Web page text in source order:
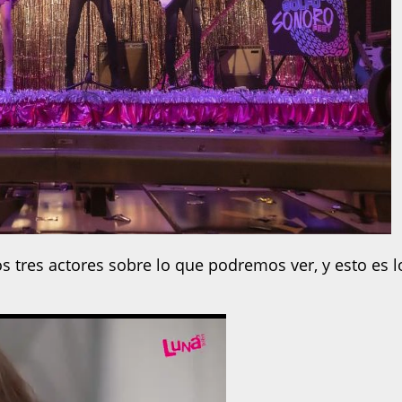
tres actores sobre lo que podremos ver, y esto es